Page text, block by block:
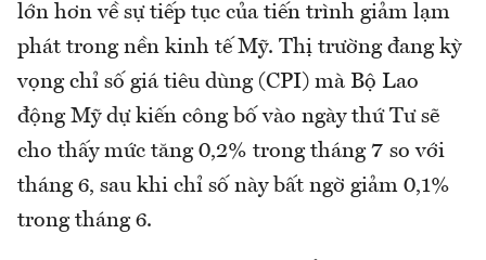
lớn hơn về sự tiếp tục của tiến trình giảm lạm
phát trong nền kinh tế Mỹ. Thị trường đang kỳ
vọng chỉ số giá tiêu dùng (CPI) mà Bộ Lao
động Mỹ dự kiến công bố vào ngày thứ Tư sẽ
cho thấy mức tăng 0,2% trong tháng 7 so với
tháng 6, sau khi chỉ số này bất ngờ giảm 0,1%
trong tháng 6.